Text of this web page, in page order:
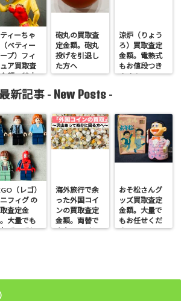
ィーちゃ
ベティー
プ）フィ
ア買取査
額。特大
砲丸の買取査
定金額。砲丸
投げを引退し
た方へ
涼炉（りょう
ろ）買取査定
金額。電熱式
もお値段つき
ます！
新記事 - New Posts -
（レゴ）
フィグ の
査定金
大量でも
ていても
海外旅行で余
った外国コイ
ンの買取査定
金額。両替で
きないコイン
おそ松さんグ
ッズ買取査定
金額。大量で
もお任せくだ
さい。